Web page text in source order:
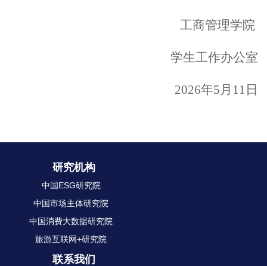
工商管理学院
学生工作办公室
2026年5月 11 日
研究机构
中国ESG研究院
中国市场主体研究院
中国消费大数据研究院
旅游互联网+研究院
联系我们